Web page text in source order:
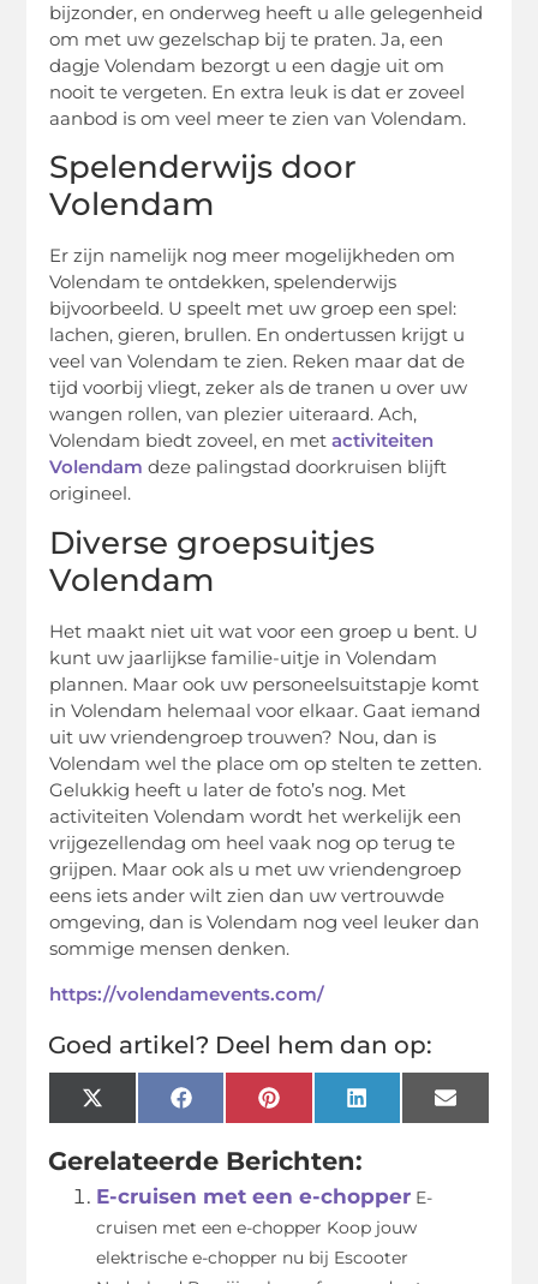
bijzonder, en onderweg heeft u alle gelegenheid
om met uw gezelschap bij te praten. Ja, een
dagje Volendam bezorgt u een dagje uit om
nooit te vergeten. En extra leuk is dat er zoveel
aanbod is om veel meer te zien van Volendam.
Spelenderwijs door
Volendam
Er zijn namelijk nog meer mogelijkheden om
Volendam te ontdekken, spelenderwijs
bijvoorbeeld. U speelt met uw groep een spel:
lachen, gieren, brullen. En ondertussen krijgt u
veel van Volendam te zien. Reken maar dat de
tijd voorbij vliegt, zeker als de tranen u over uw
wangen rollen, van plezier uiteraard. Ach,
Volendam biedt zoveel, en metactiviteiten
Volendam deze palingstad doorkruisen blijft
origineel.
Diverse groepsuitjes
Volendam
Het maakt niet uit wat voor een groep u bent. U
kunt uw jaarlijkse familie-uitje in Volendam
plannen. Maar ook uw personeelsuitstapje komt
in Volendam helemaal voor elkaar. Gaat iemand
uit uw vriendengroep trouwen? Nou, dan is
Volendam wel the place om op stelten te zetten.
Gelukkig heeft u later de foto’s nog. Met
activiteiten Volendam wordt het werkelijk een
vrijgezellendag om heel vaak nog op terug te
grijpen. Maar ook als u met uw vriendengroep
eens iets ander wilt zien dan uw vertrouwde
omgeving, dan is Volendam nog veel leuker dan
sommige mensen denken.
https://volendamevents.com/
Goed artikel? Deel hem dan op:
X
(Twitter)
FacebookPinterestLinkedInEmail
Gerelateerde Berichten:
E-cruisen met een e-chopper E-
cruisen met een e-chopper Koop jouw
elektrische e-chopper nu bij Escooter